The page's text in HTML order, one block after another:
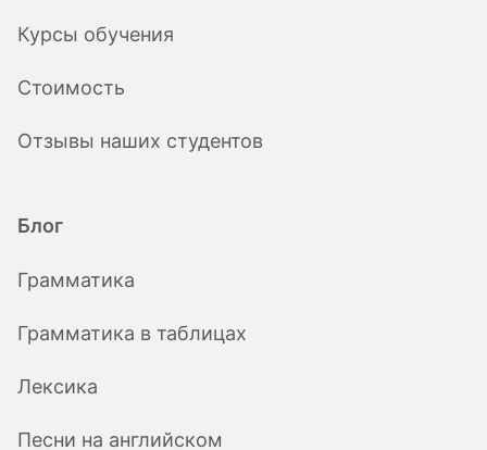
Курсы обучения
Стоимость
Отзывы наших студентов
Блог
Грамматика
Грамматика в таблицах
Лексика
Песни на английском